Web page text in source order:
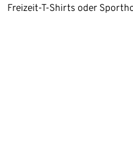
Freizeit-T-Shirts oder